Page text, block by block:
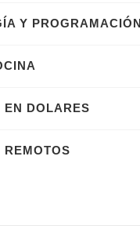
Y PROGRAMACIÓN
DOLARES